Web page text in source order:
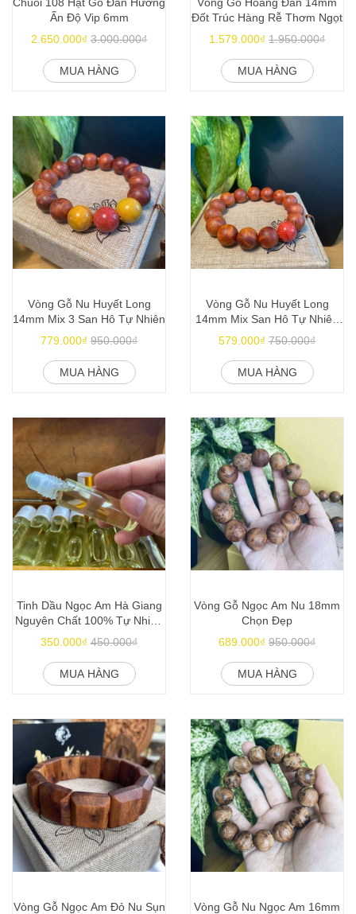
Ấn Độ Vip 6mm
2.650.000₫ 3.000.000₫
MUA HÀNG
Đốt Trúc Hàng Rễ Thơm Ngọt
1.579.000₫ 1.950.000₫
MUA HÀNG
Vòng Gỗ Nu Huyết Long
14mm Mix 3 San Hô Tự Nhiên
779.000₫ 950.000₫
MUA HÀNG
Vòng Gỗ Nu Huyết Long
14mm Mix San Hô Tự Nhiên
Theo Mệnh
579.000₫ 750.000₫
MUA HÀNG
Tinh Dầu Ngọc Am Hà Giang
Nguyên Chất 100% Tự Nhiên
Chai 10ml
350.000₫ 450.000₫
MUA HÀNG
Vòng Gỗ Ngọc Am Nu 18mm
Chọn Đẹp
689.000₫ 950.000₫
MUA HÀNG
Vòng Gỗ Ngọc Am Đỏ Nu Sụn
Vòng Gỗ Nu Ngọc Am 16mm